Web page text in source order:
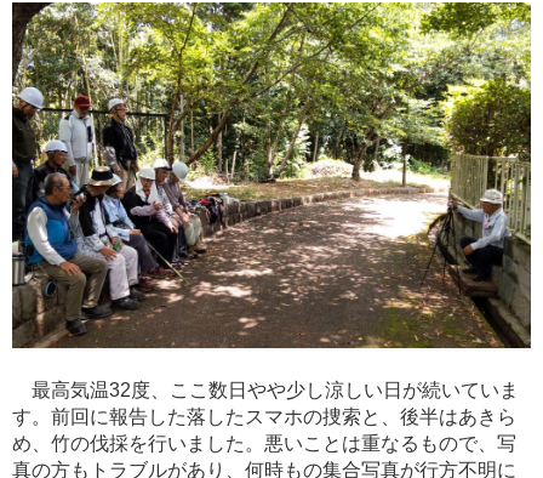
最高気温32度、ここ数日やや少し涼しい日が続いていま
す。前回に報告した落したスマホの捜索と、後半はあきら
め、竹の伐採を行いました。悪いことは重なるもので、写
真の方もトラブルがあり、何時もの集合写真が行方不明に